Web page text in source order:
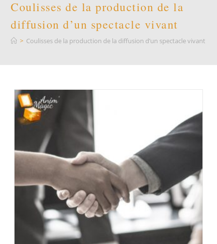
Coulisses de la production de la
diffusion d’un spectacle vivant
> Coulisses de la production de la diffusion d’un spectacle vivant